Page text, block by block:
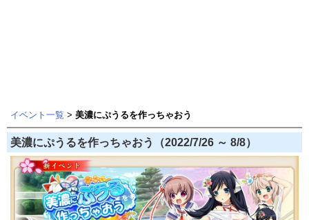
イベント一覧 > 美濃にぷうるを作っちゃおう
美濃にぷうるを作っちゃおう（2022/7/26 ～ 8/8）